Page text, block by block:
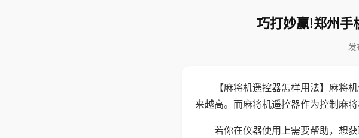
巧打妙赢!郑州手
【麻将机遥控器怎样用法】麻将
来越高。而麻将机遥控器作为控制麻
若你在仪器使用上需要帮助，想